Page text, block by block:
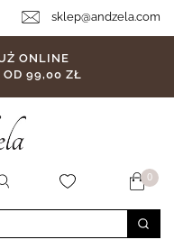
sklep@andzela.com
ONLINE
OD 99,00 ZŁ
0